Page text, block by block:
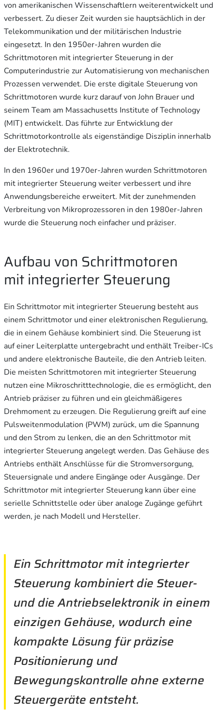
von amerikanischen Wissenschaftlern weiterentwickelt und
verbessert. Zu dieser Zeit wurden sie hauptsächlich in der
Telekommunikation und der militärischen Industrie
eingesetzt. In den 1950er-Jahren wurden die
Schrittmotoren mit integrierter Steuerung in der
Computerindustrie zur Automatisierung von mechanischen
Prozessen verwendet. Die erste digitale Steuerung von
Schrittmotoren wurde kurz darauf von John Brauer und
seinem Team am Massachusetts Institute of Technology
(MIT) entwickelt. Das führte zur Entwicklung der
Schrittmotorkontrolle als eigenständige Disziplin innerhalb
der Elektrotechnik.
In den 1960er und 1970er-Jahren wurden Schrittmotoren
mit integrierter Steuerung weiter verbessert und ihre
Anwendungsbereiche erweitert. Mit der zunehmenden
Verbreitung von Mikroprozessoren in den 1980er-Jahren
wurde die Steuerung noch einfacher und präziser.
Aufbau von Schrittmotoren
mit integrierter Steuerung
Ein Schrittmotor mit integrierter Steuerung besteht aus
einem Schrittmotor und einer elektronischen Regulierung,
die in einem Gehäuse kombiniert sind. Die Steuerung ist
auf einer Leiterplatte untergebracht und enthält Treiber-ICs
und andere elektronische Bauteile, die den Antrieb leiten.
Die meisten Schrittmotoren mit integrierter Steuerung
nutzen eine Mikroschritttechnologie, die es ermöglicht, den
Antrieb präziser zu führen und ein gleichmäßigeres
Drehmoment zu erzeugen. Die Regulierung greift auf eine
Pulsweitenmodulation (PWM) zurück, um die Spannung
und den Strom zu lenken, die an den Schrittmotor mit
integrierter Steuerung angelegt werden. Das Gehäuse des
Antriebs enthält Anschlüsse für die Stromversorgung,
Steuersignale und andere Eingänge oder Ausgänge. Der
Schrittmotor mit integrierter Steuerung kann über eine
serielle Schnittstelle oder über analoge Zugänge geführt
werden, je nach Modell und Hersteller.
Ein Schrittmotor mit integrierter
Steuerung kombiniert die Steuer-
und die Antriebselektronik in einem
einzigen Gehäuse, wodurch eine
kompakte Lösung für präzise
Positionierung und
Bewegungskontrolle ohne externe
Steuergeräte entsteht.